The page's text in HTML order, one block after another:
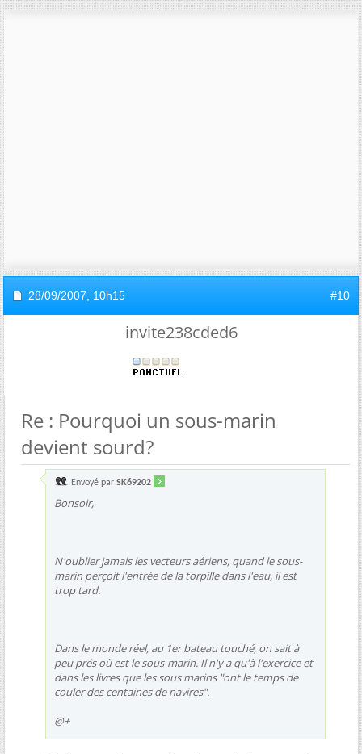
28/09/2007, 10h15 #10
invite238cded6
Re : Pourquoi un sous-marin
devient sourd?
Envoyé par SK69202
Bonsoir,
N'oublier jamais les vecteurs aériens, quand le sous-
marin perçoit l'entrée de la torpille dans l'eau, il est
trop tard.
Dans le monde réel, au 1er bateau touché, on sait à
peu prés où est le sous-marin. Il n'y a qu'à l'exercice et
dans les livres que les sous marins "ont le temps de
couler des centaines de navires".
@+